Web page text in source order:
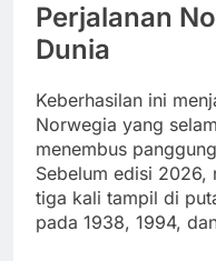
Perjalanan
Dunia
Keberhasilan ini
Norwegia yang
menembus
Sebelum edisi 2026,
tiga kali tampil di
pada 1938, 1994,